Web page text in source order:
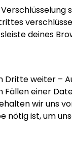
deines
Dritte weiter –
Fällen einer
wir uns
nötig ist, um